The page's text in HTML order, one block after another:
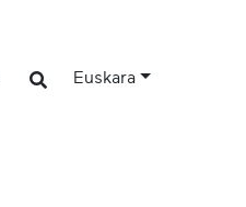
Euskara